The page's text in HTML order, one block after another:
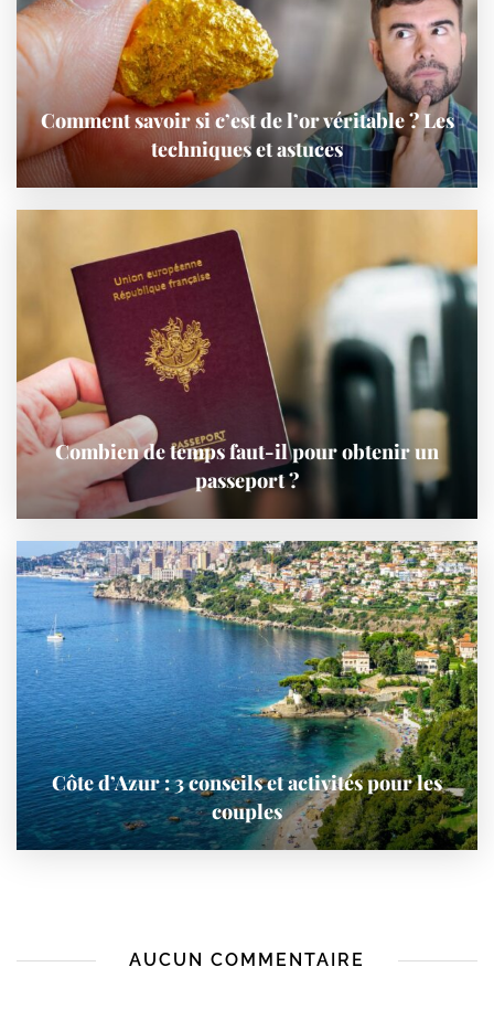
Comment savoir si c’est de l’or véritable ? Les
techniques et astuces
Combien de temps faut-il pour obtenir un
passeport ?
Côte d’Azur : 3 conseils et activités pour les
couples
AUCUN COMMENTAIRE